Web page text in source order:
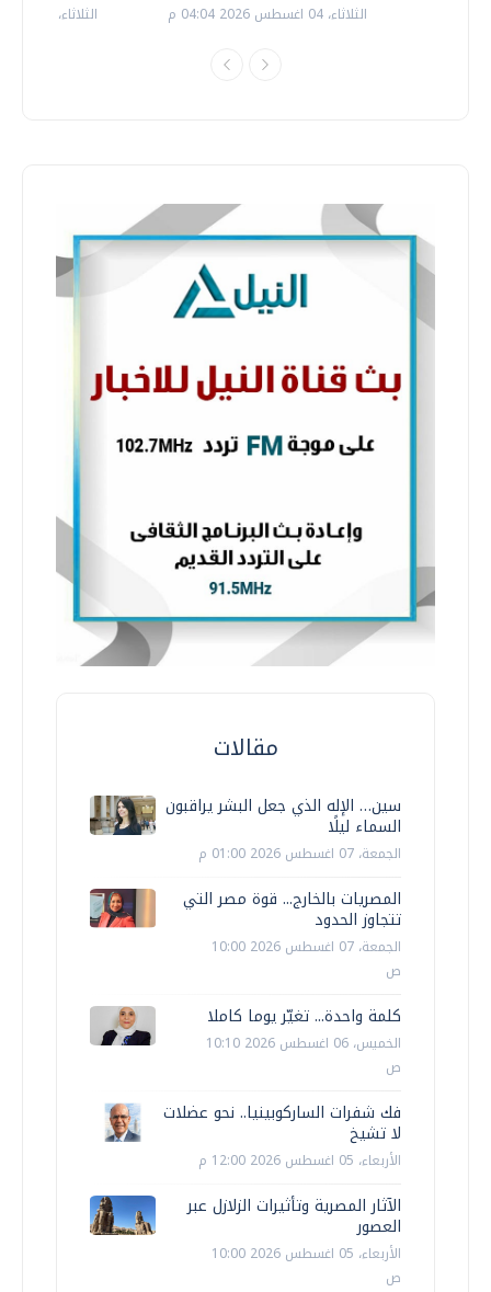
الثلاثاء، 14 يوليو 2026 06:11 م الثلاثاء، 04 اغسطس 2026 04:04 م
مقالات
سين… الإله الذي جعل البشر يراقبون
السماء ليلًا
الجمعة، 07 اغسطس 2026 01:00 م
المصريات بالخارج... قوة مصر التي
تتجاوز الحدود
الجمعة، 07 اغسطس 2026 10:00
ص
كلمة واحدة... تغيّر يوما كاملا
الخميس، 06 اغسطس 2026 10:10
ص
فك شفرات الساركوبينيا.. نحو عضلات
لا تشيخ
الأربعاء، 05 اغسطس 2026 12:00 م
الآثار المصرية وتأثيرات الزلازل عبر
العصور
الأربعاء، 05 اغسطس 2026 10:00
ص